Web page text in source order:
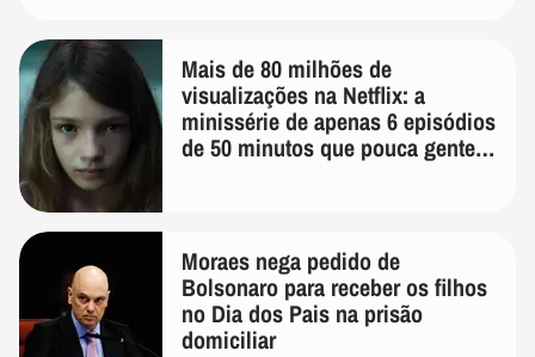
Mais de 80 milhões de
visualizações na Netflix: a
minissérie de apenas 6 episódios
de 50 minutos que pouca gente
Moraes nega pedido de
Bolsonaro para receber os filhos
no Dia dos Pais na prisão
domiciliar